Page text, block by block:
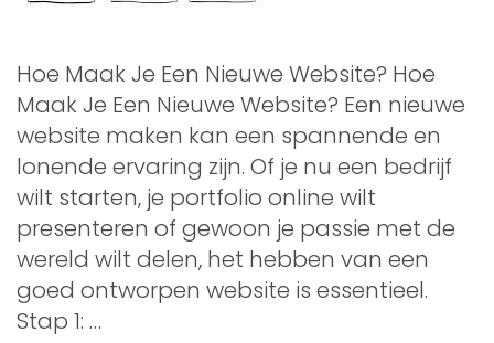
Hoe Maak Je Een Nieuwe Website? Hoe
Maak Je Een Nieuwe Website? Een nieuwe
website maken kan een spannende en
lonende ervaring zijn. Of je nu een bedrijf
wilt starten, je portfolio online wilt
presenteren of gewoon je passie met de
wereld wilt delen, het hebben van een
goed ontworpen website is essentieel.
Stap 1: …